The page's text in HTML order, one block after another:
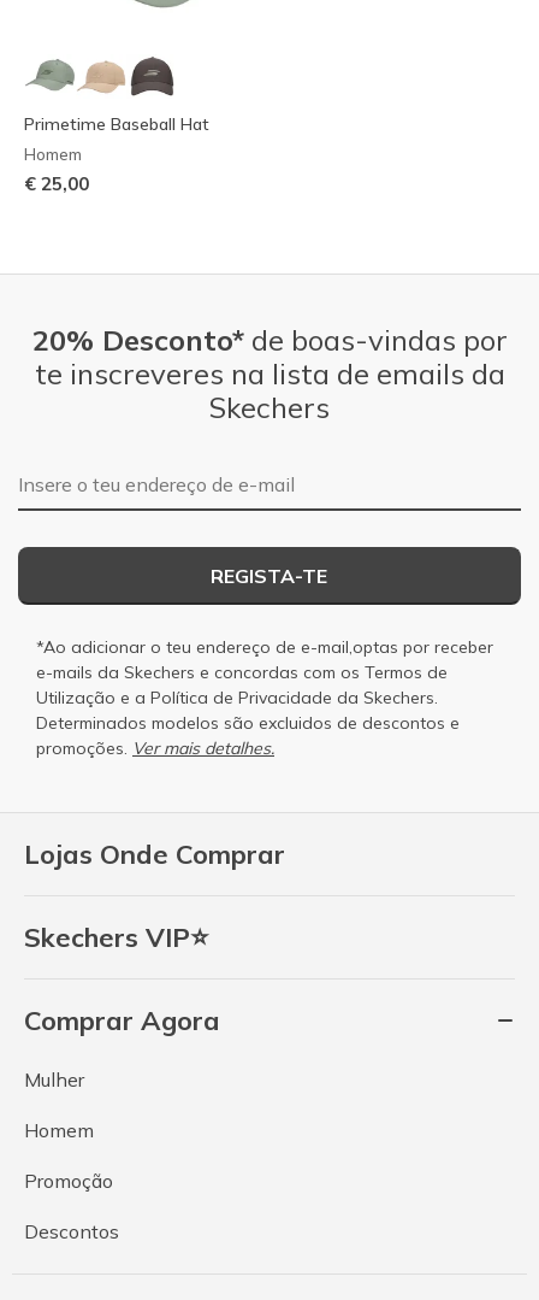
Primetime Baseball Hat
Homem
€ 25,00
Lojas Onde Comprar
Skechers VIP⭐
Comprar Agora
Mulher
Homem
Promoção
Descontos
20% Desconto*de boas-vindas por
te inscreveres na lista de emails da
Skechers
Endereço de e-mail
REGISTA-TE
*Ao adicionar o teu endereço de e-mail,optas por receber
e-mails da Skechers e concordas com os Termos de
Utilização e a Política de Privacidade da Skechers.
Determinados modelos são excluidos de descontos e
promoções. Ver mais detalhes.